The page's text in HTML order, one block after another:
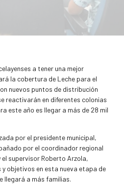
a tener una mejor
la cobertura de Leche para el
nuevos puntos de distribución
reactivarán en diferentes colonias
este año es llegar a más de 28 mil
por el presidente municipal,
por el coordinador regional
supervisor Roberto Arzola,
objetivos en esta nueva etapa de
llegará a más familias.